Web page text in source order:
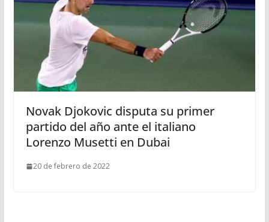
Novak Djokovic disputa su primer
partido del año ante el italiano
Lorenzo Musetti en Dubai
20 de febrero de 2022